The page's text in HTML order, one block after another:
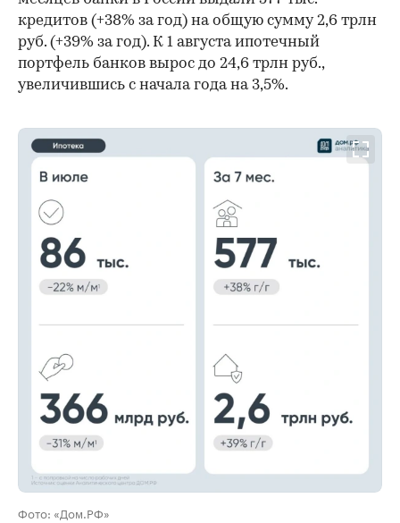
кредитов (+38% за год) на общую сумму 2,6 трлн
руб. (+39% за год). К 1 августа ипотечный
портфель банков вырос до 24,6 трлн руб.,
увеличившись с начала года на 3,5%.
Фото: «Дом.РФ»